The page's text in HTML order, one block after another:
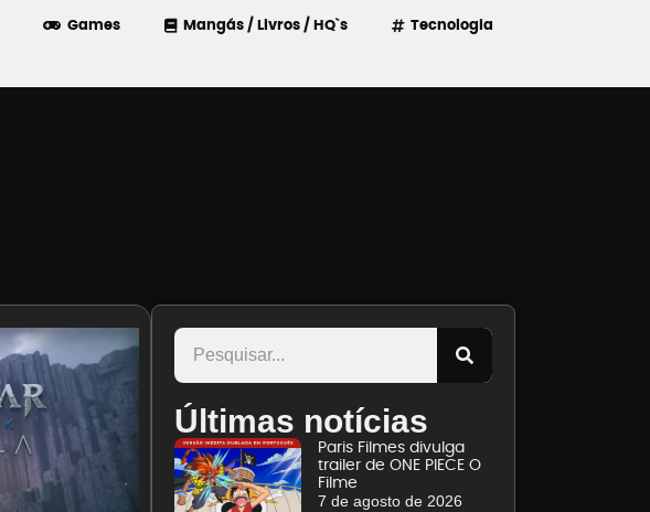
Games Mangás / Livros / HQ`s Tecnologia
Últimas notícias
Paris Filmes divulga
trailer de ONE PIECE O
Filme
7 de agosto de 2026